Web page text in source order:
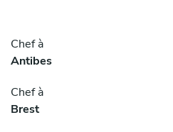
Chef à
Antibes
Chef à
Brest